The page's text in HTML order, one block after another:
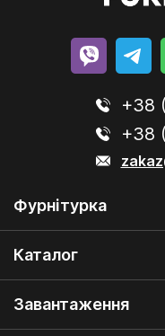
+38
+38
Фурнітурка
Каталог
Завантаження